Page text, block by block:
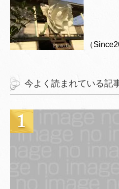
（
今よく読まれている記